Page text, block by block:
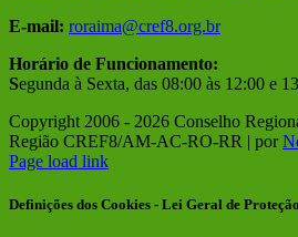
E-mail: roraima@cref8.org.br
Horário de Funcionamento:
Segunda à Sexta, das 08:00 às 12:00 e
Copyright 2006 - 2026 Conselho
Região CREF8/AM-AC-RO-RR | por
Facebook
Instagram
Page load link
Definições dos Cookies - Lei Geral de